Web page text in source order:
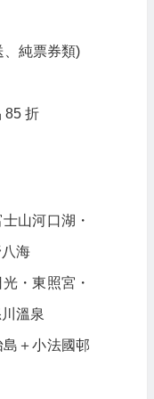
、純票券類)
85 折
山河口湖・
海
・東照宮・
溫泉
＋小法國邨